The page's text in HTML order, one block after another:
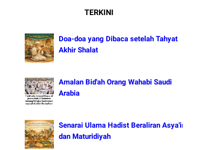
TERKINI
Doa-doa yang Dibaca setelah Tahyat
Akhir Shalat
Amalan Bid'ah Orang Wahabi Saudi
Arabia
Senarai Ulama Hadist Beraliran Asya'irah
dan Maturidiyah